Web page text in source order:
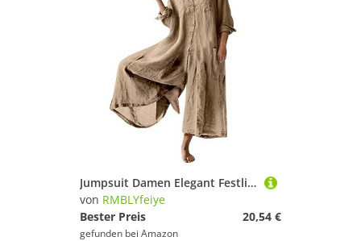
Jumpsuit Damen Elegant Festlich Einteiler Sommer Overall Kostüm Revers Einfarbiges Langarm Latzhose Mit Taschen Knopfleiste Weites Bein Trägerhose Baumwoll Leinen Sommer Overall Damen Onesie Khaki M
von RMBLYfeiye
Bester Preis
20,54 €
gefunden bei Amazon